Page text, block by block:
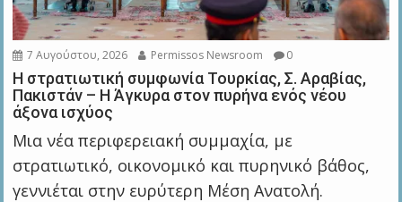
7 Αυγούστου, 2026 Permissos Newsroom 0
Η στρατιωτική συμφωνία Τουρκίας, Σ. Αραβίας,
Πακιστάν – Η Άγκυρα στον πυρήνα ενός νέου
άξονα ισχύος
Μια νέα περιφερειακή συμμαχία, με
στρατιωτικό, οικονομικό και πυρηνικό βάθος,
γεννιέται στην ευρύτερη Μέση Ανατολή.